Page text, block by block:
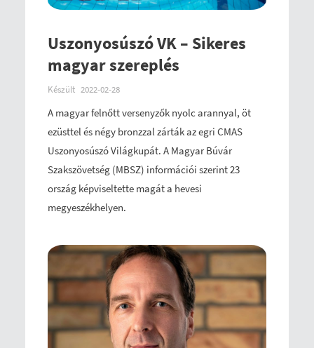
Uszonyosúszó VK – Sikeres
magyar szereplés
Készült 2022-02-28
A magyar felnőtt versenyzők nyolc arannyal, öt
ezüsttel és négy bronzzal zárták az egri CMAS
Uszonyosúszó Világkupát. A Magyar Búvár
Szakszövetség (MBSZ) információi szerint 23
ország képviseltette magát a hevesi
megyeszékhelyen.